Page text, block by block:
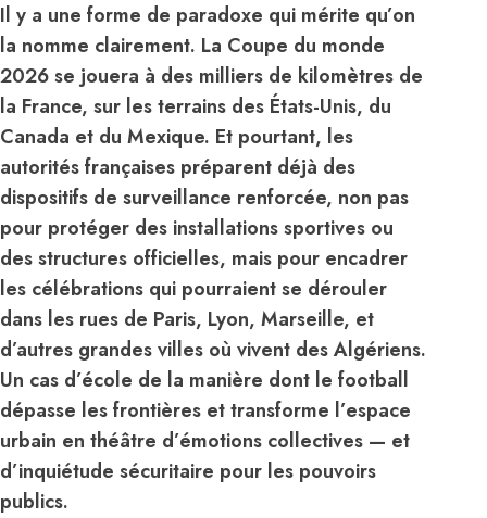
Il y a une forme de paradoxe qui mérite qu’on
la nomme clairement. La Coupe du monde
2026 se jouera à des milliers de kilomètres de
la France, sur les terrains des États-Unis, du
Canada et du Mexique. Et pourtant, les
autorités françaises préparent déjà des
dispositifs de surveillance renforcée, non pas
pour protéger des installations sportives ou
des structures officielles, mais pour encadrer
les célébrations qui pourraient se dérouler
dans les rues de Paris, Lyon, Marseille, et
d’autres grandes villes où vivent des Algériens.
Un cas d’école de la manière dont le football
dépasse les frontières et transforme l’espace
urbain en théâtre d’émotions collectives — et
d’inquiétude sécuritaire pour les pouvoirs
publics.